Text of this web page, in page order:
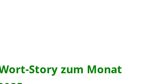
Story zum Monat